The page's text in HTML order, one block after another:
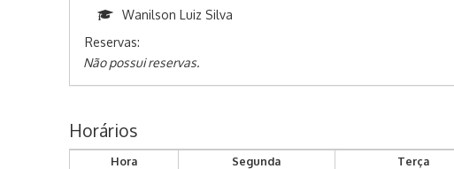
Wanilson Luiz Silva
Reservas:
Não possui reservas.
Horários
Hora Segunda Terça